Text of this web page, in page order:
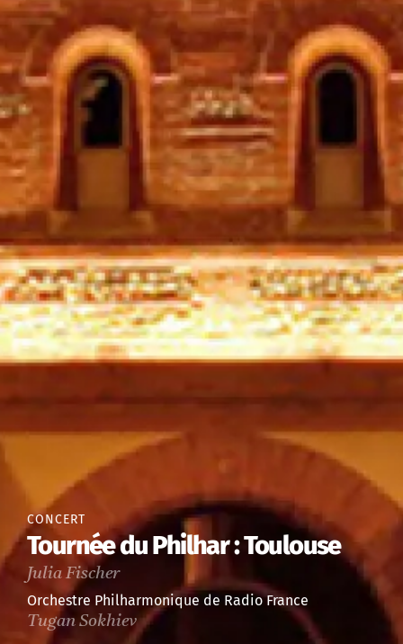
CONCERT
Tournée du Philhar : Toulouse
Julia Fischer
Orchestre Philharmonique de Radio France
Tugan Sokhiev